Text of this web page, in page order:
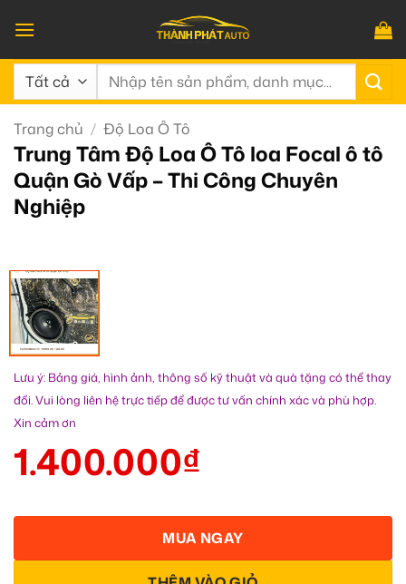
qua
nội
dung
Tìm
Trang chủ / Độ Loa Ô Tô
Trung Tâm Độ Loa Ô Tô loa Focal ô tô
Quận Gò Vấp – Thi Công Chuyên
Nghiệp
Lưu ý: Bảng giá, hình ảnh, thông số kỹ thuật và quà tặng có thể thay
đổi. Vui lòng liên hệ trực tiếp để được tư vấn chính xác và phù hợp.
Xin cảm ơn
1.400.000₫
MUA NGAY